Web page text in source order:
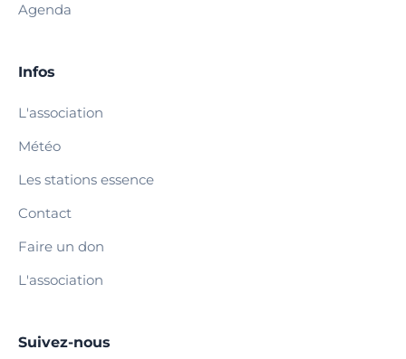
Agenda
Infos
L'association
Météo
Les stations essence
Contact
Faire un don
L'association
Suivez-nous